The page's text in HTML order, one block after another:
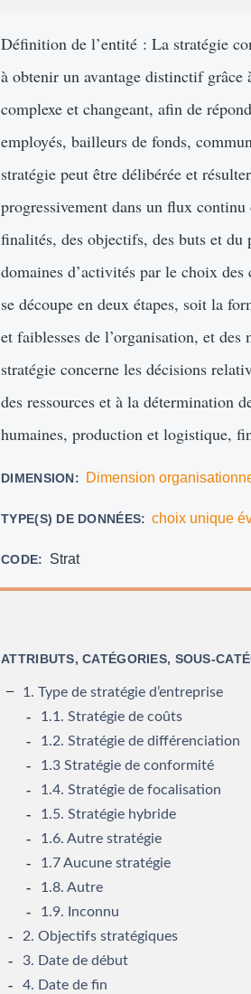
Définition de l’entité : La stratégie
à obtenir un avantage distinctif grâce
complexe et changeant, afin de
employés, bailleurs de fonds,
stratégie peut être délibérée et
progressivement dans un flux
finalités, des objectifs, des buts et du
domaines d’activités par le choix
se découpe en deux étapes, soit la
et faiblesses de l’organisation, et
stratégie concerne les décisions
des ressources et à la détermination
humaines, production et logistique,
DIMENSION Dimension
TYPE(S) DE DONNÉES choix unique
CODE Strat
ATTRIBUTS, CATÉGORIES, SOUS-
1. Type de stratégie d’entreprise
1.1. Stratégie de coûts
1.2. Stratégie de différenciation
1.3 Stratégie de conformité
1.4. Stratégie de focalisation
1.5. Stratégie hybride
1.6. Autre stratégie
1.7 Aucune stratégie
1.8. Autre
1.9. Inconnu
2. Objectifs stratégiques
3. Date de début
4. Date de fin